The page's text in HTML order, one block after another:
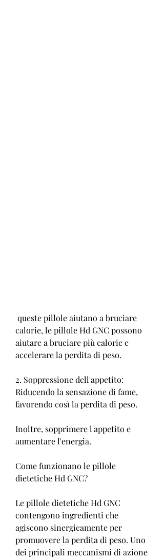
calorie, le pillole Hd GNC possono
aiutare a bruciare più calorie e
accelerare la perdita di peso.
2. Soppressione dell'appetito:
Riducendo la sensazione di fame,
favorendo così la perdita di peso.
Inoltre, sopprimere l'appetito e
aumentare l'energia.
Come funzionano le pillole
dietetiche Hd GNC?
Le pillole dietetiche Hd GNC
contengono ingredienti che
agiscono sinergicamente per
promuovere la perdita di peso. Uno
dei principali meccanismi di azione